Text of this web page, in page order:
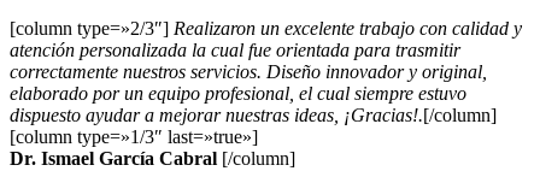
[column type=»2/3″] Realizaron un excelente trabajo con calidad y
atención personalizada la cual fue orientada para trasmitir
correctamente nuestros servicios. Diseño innovador y original,
elaborado por un equipo profesional, el cual siempre estuvo
dispuesto ayudar a mejorar nuestras ideas, ¡Gracias!.[/column]
[column type=»1/3″ last=»true»]
Dr. Ismael García Cabral [/column]